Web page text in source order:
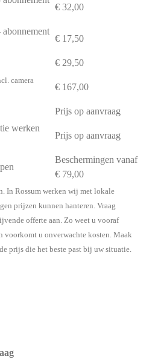
€ 32,00
abonnement
€ 17,50
€ 29,50
camera
€ 167,00
Prijs op aanvraag
werken
Prijs op aanvraag
Beschermingen vanaf
€ 79,00
In Rossum werken wij met lokale
prijzen kunnen hanteren. Vraag
offerte aan. Zo weet u vooraf
voorkomt u onverwachte kosten. Maak
prijs die het beste past bij uw situatie.